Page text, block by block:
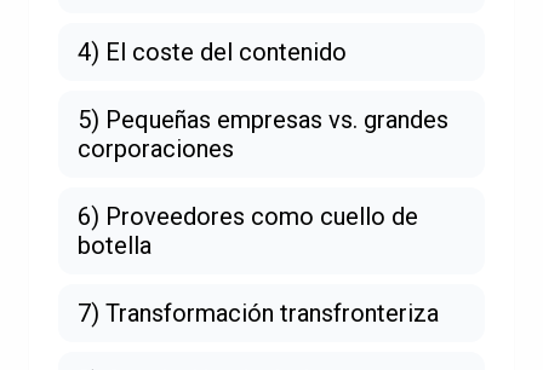
4) El coste del contenido
5) Pequeñas empresas vs. grandes
corporaciones
6) Proveedores como cuello de
botella
7) Transformación transfronteriza